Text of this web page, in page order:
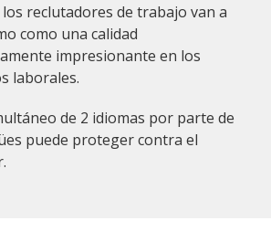
los reclutadores de trabajo van a
como una calidad
impresionante en los
laborales.
de 2 idiomas por parte de
puede proteger contra el